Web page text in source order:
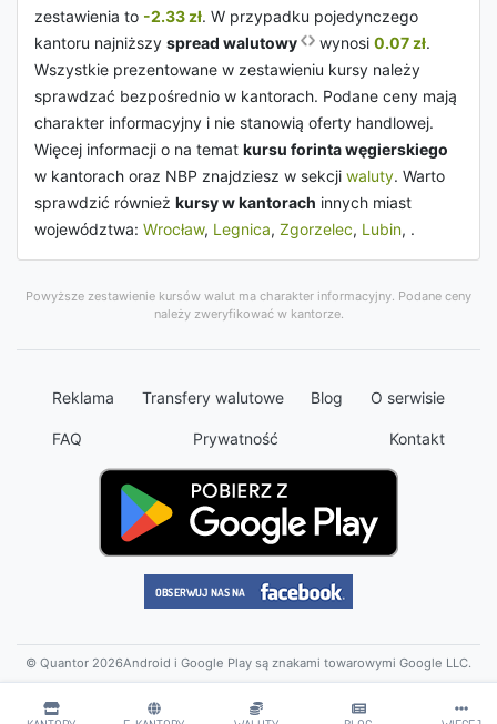
zestawienia to -2.33 zł. W przypadku pojedynczego
kantoru najniższy spread walutowy wynosi 0.07 zł.
Wszystkie prezentowane w zestawieniu kursy należy
sprawdzać bezpośrednio w kantorach. Podane ceny mają
charakter informacyjny i nie stanowią oferty handlowej.
Więcej informacji o na temat kursu forinta węgierskiego
w kantorach oraz NBP znajdziesz w sekcji waluty. Warto
sprawdzić również kursy w kantorach innych miast
województwa: Wrocław, Legnica, Zgorzelec, Lubin, .
Powyższe zestawienie kursów walut ma charakter informacyjny. Podane ceny
należy zweryfikować w kantorze.
Reklama Transfery walutowe Blog O serwisie
FAQ Prywatność Kontakt
© Quantor 2026Android i Google Play są znakami towarowymi Google LLC.